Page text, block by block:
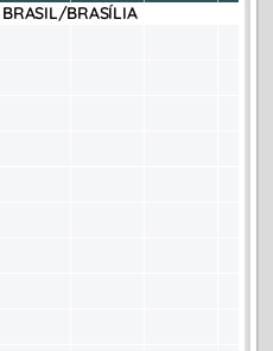
BRASIL/BRASÍLIA